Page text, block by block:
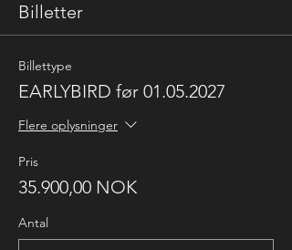
Billetter
Billettype
EARLYBIRD før 01.05.2027
Flere oplysninger
Pris
35.900,00 NOK
Antal